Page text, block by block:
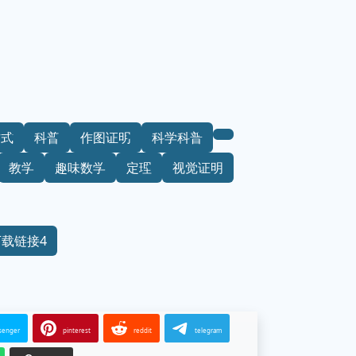
科普 作图证明
科学科普
教学
趣味数学 定理 视觉证明
链接4
pinterest reddit telegram